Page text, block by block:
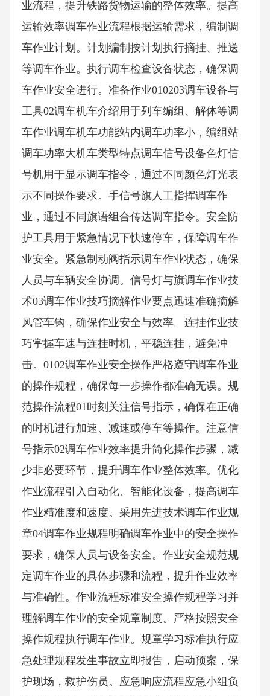
业流程，提升铁路货物运输的整体效率。提高
运输效率调车作业流程根据运输需求，编制调
车作业计划。计划编制按计划执行摘挂、推送
等调车作业。执行调车检查设备状态，确保调
车作业安全进行。准备作业010203调车设备与
工具02调车机车介绍用于列车编组、解体等调
车作业调车机车功能站内调车功率小，编组站
调车功率大机车类型特点调车信号设备色灯信
号机用于显示调车指令，通过不同颜色灯光表
示不同操作要求。手信号旗人工指挥调车作
业，通过不同旗语组合传达调车指令。安全防
护工具用于紧急情况下快速停车，保障调车作
业安全。紧急制动阀指示调车作业状态，确保
人员与车辆安全协调。信号灯与旗调车作业技
术03调车作业技巧摘解作业要点迅速准确摘解
风管车钩，确保作业安全与效率。连挂作业技
巧掌握车速与连挂时机，平稳连挂，避免冲
击。0102调车作业安全操作严格遵守调车作业
的操作规程，确保每一步操作都准确无误。规
范操作流程01时刻关注信号指示，确保在正确
的时机进行加速、减速或停车等操作。注意信
号指示02调车作业效率提升简化操作步骤，减
少非必要环节，提升调车作业整体效率。优化
作业流程引入自动化、智能化设备，提高调车
作业精准度和速度。采用先进技术调车作业规
章04调车作业规程明确调车作业中的安全操作
要求，确保人员与设备安全。作业安全规范规
定调车作业的具体步骤和流程，提升作业效率
与准确性。作业流程标准安全操作规程学习并
理解调车作业的安全规章制度。严格按照安全
操作规程执行调车作业。规章学习标准执行应
急处理规程发生事故立即报告，启动预案，保
护现场，救护伤员。应急响应流程应急小组负